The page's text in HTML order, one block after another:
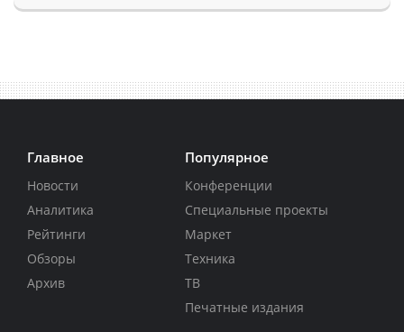
Главное
Новости
Аналитика
Рейтинги
Обзоры
Архив
Популярное
Конференции
Специальные проекты
Маркет
Техника
ТВ
Печатные издания